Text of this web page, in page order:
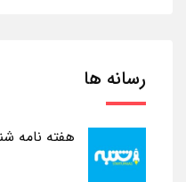
رسانه ها
هفته نامه